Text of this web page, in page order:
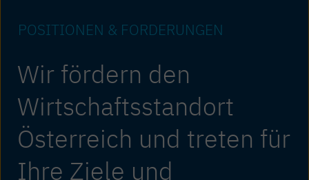
POSITIONEN & FORDERUNGEN
Wir fördern den
Wirtschafts­standort
Österreich und treten für
Ihre Ziele und